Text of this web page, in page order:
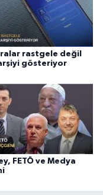
rastgele değil
gösteriyor
FETÖ ve Medya